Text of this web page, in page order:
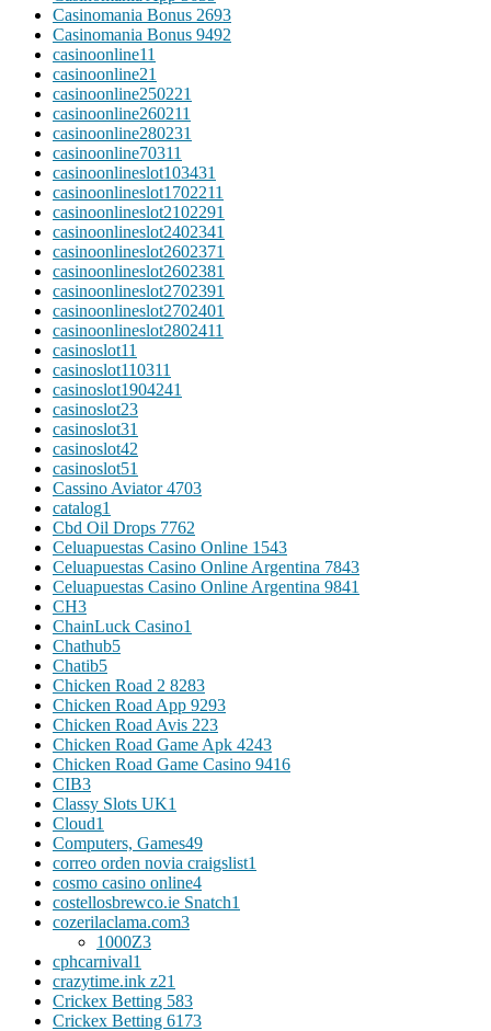
Casinomania Bonus 2693
Casinomania Bonus 9492
casinoonline11
casinoonline21
casinoonline250221
casinoonline260211
casinoonline280231
casinoonline70311
casinoonlineslot103431
casinoonlineslot1702211
casinoonlineslot2102291
casinoonlineslot2402341
casinoonlineslot2602371
casinoonlineslot2602381
casinoonlineslot2702391
casinoonlineslot2702401
casinoonlineslot2802411
casinoslot11
casinoslot110311
casinoslot1904241
casinoslot23
casinoslot31
casinoslot42
casinoslot51
Cassino Aviator 4703
catalog1
Cbd Oil Drops 7762
Celuapuestas Casino Online 1543
Celuapuestas Casino Online Argentina 7843
Celuapuestas Casino Online Argentina 9841
CH3
ChainLuck Casino1
Chathub5
Chatib5
Chicken Road 2 8283
Chicken Road App 9293
Chicken Road Avis 223
Chicken Road Game Apk 4243
Chicken Road Game Casino 9416
CIB3
Classy Slots UK1
Cloud1
Computers, Games49
correo orden novia craigslist1
cosmo casino online4
costellosbrewco.ie Snatch1
cozerilaclama.com3
1000Z3
cphcarnival1
crazytime.ink z21
Crickex Betting 583
Crickex Betting 6173